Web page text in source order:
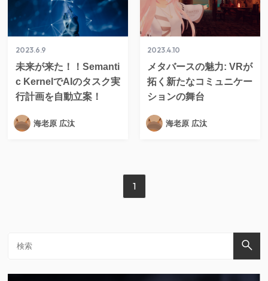
2023.6.9
未来が来た！！Semanti
c KernelでAIのタスク実
行計画を自動立案！
海老原 広汰
2023.4.10
メタバースの魅力: VRが
拓く新たなコミュニケー
ションの舞台
海老原 広汰
1